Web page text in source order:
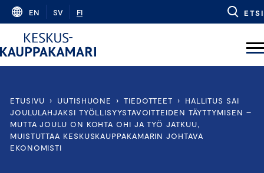
Skip
content
EN SV FI ETSI
ETUSIVU › UUTISHUONE › TIEDOTTEET ›
HALLITUS SAI
JOULULAHJAKSI TYÖLLISYYSTAVOITTEIDEN TÄYTTYMISEN –
MUTTA JOULU ON KOHTA OHI JA TYÖ JATKUU,
MUISTUTTAA KESKUSKAUPPAKAMARIN JOHTAVA
EKONOMISTI